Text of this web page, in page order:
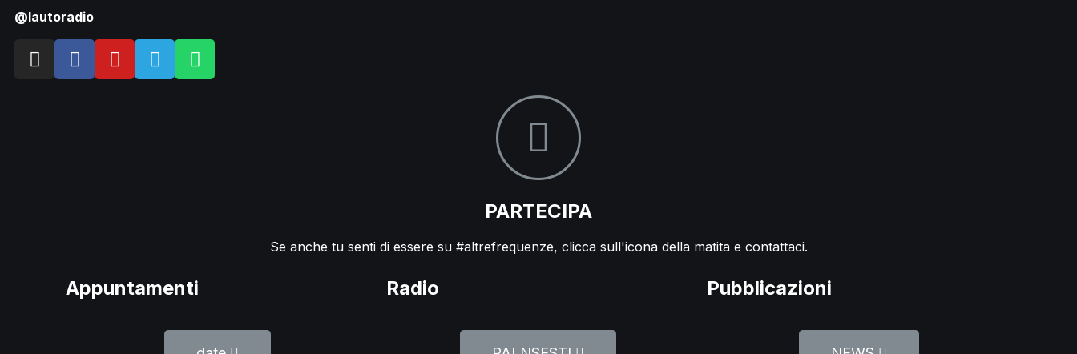
@lautoradio
PARTECIPA
Se anche tu senti di essere su #altrefrequenze, clicca sull'icona della matita e contattaci.
Appuntamenti Radio Pubblicazioni